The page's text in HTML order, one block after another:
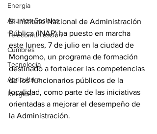
Energia
Asuntos Sociales
Telecomunicación
Cumbres
Tecnología
Agricultura
Religión
El Instituto Nacional de Administración
Pública (INAP) ha puesto en marcha
este lunes, 7 de julio en la ciudad de
Mongomo, un programa de formación
destinado a fortalecer las competencias
de los funcionarios públicos de la
localidad, como parte de las iniciativas
orientadas a mejorar el desempeño de
la Administración.